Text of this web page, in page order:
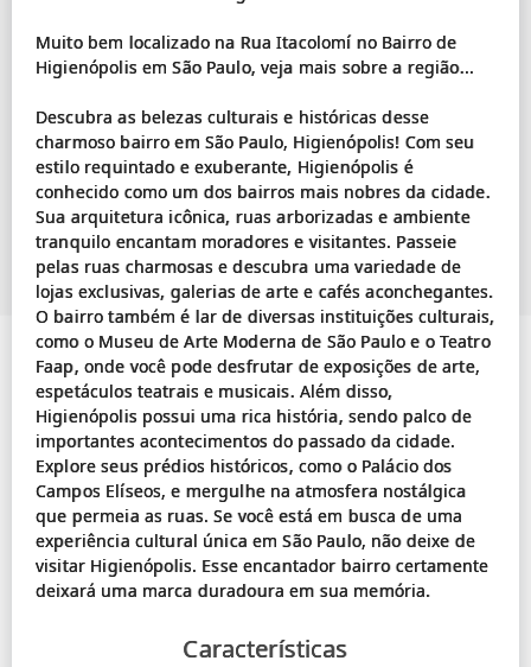
Muito bem localizado na Rua Itacolomí no Bairro de
Higienópolis em São Paulo, veja mais sobre a região...
Descubra as belezas culturais e históricas desse
charmoso bairro em São Paulo, Higienópolis! Com seu
estilo requintado e exuberante, Higienópolis é
conhecido como um dos bairros mais nobres da cidade.
Sua arquitetura icônica, ruas arborizadas e ambiente
tranquilo encantam moradores e visitantes. Passeie
pelas ruas charmosas e descubra uma variedade de
lojas exclusivas, galerias de arte e cafés aconchegantes.
O bairro também é lar de diversas instituições culturais,
como o Museu de Arte Moderna de São Paulo e o Teatro
Faap, onde você pode desfrutar de exposições de arte,
espetáculos teatrais e musicais. Além disso,
Higienópolis possui uma rica história, sendo palco de
importantes acontecimentos do passado da cidade.
Explore seus prédios históricos, como o Palácio dos
Campos Elíseos, e mergulhe na atmosfera nostálgica
que permeia as ruas. Se você está em busca de uma
experiência cultural única em São Paulo, não deixe de
visitar Higienópolis. Esse encantador bairro certamente
Características